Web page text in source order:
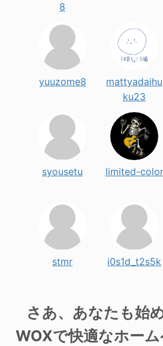
8
yuuzome8
mattyadaihu
ku23
syousetu limited-color
stmr i0s1d_t2s5k
さあ、あなたも始
WOXで快適なホー